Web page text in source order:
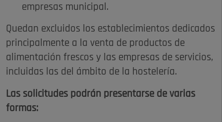
empresas municipal.
Quedan excluidos los establecimientos dedicados
principalmente a la venta de productos de
alimentación frescos y las empresas de servicios,
incluidas las del ámbito de la hostelería.
Las solicitudes podrán presentarse de varias
formas: